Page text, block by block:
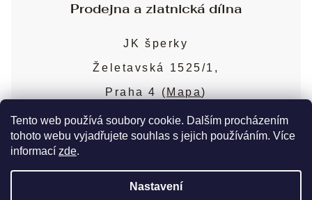
Tento web používá soubory cookie. Dalším procházením
tohoto webu vyjadřujete souhlas s jejich používáním. Více
informací zde.
Nastavení
Sjednání osobní schůzky
Obchodní podmínky
Puncovní značky
Blog
Nejčastější dotazy
Prodejna a zlatnická dílna
JK šperky
Želetavská 1525/1,
Praha 4 ( Mapa)
Více o prodejně
Copyright 2026JK šperky. Všechna práva
Upravit nastavení cookies